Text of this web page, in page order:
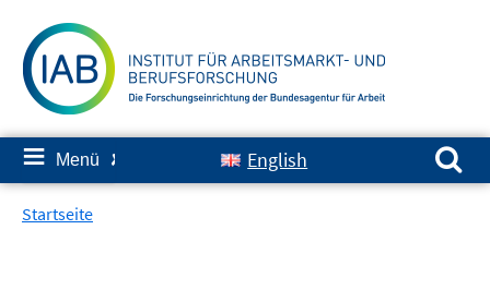
zum
Inhalt
≡ Menü ✘ English
Suchen nach:
Startseite